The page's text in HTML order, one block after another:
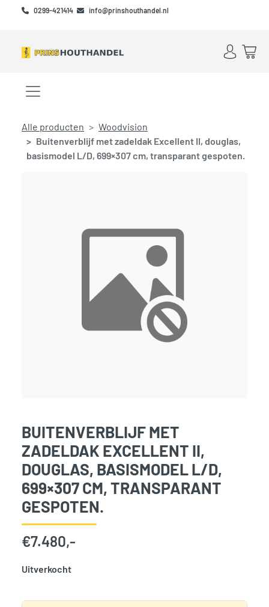
Skip to main content
Skip to footer
0299-421414 info@prinshouthandel.nl
Account
Menu openen/sluiten
Alle producten
Woodvision
Buitenverblijf met zadeldak Excellent II, douglas,
basismodel L/D, 699×307 cm, transparant gespoten.
BUITENVERBLIJF MET
ZADELDAK EXCELLENT II,
DOUGLAS, BASISMODEL L/D,
699×307 CM, TRANSPARANT
GESPOTEN.
€7.480,-
Uitverkocht